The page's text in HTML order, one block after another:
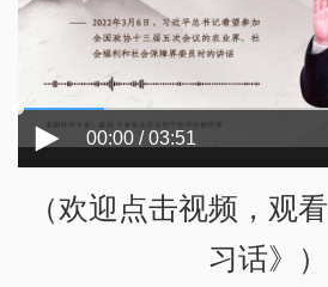
00:00 / 03:51
（欢迎点击视频，观
习话》）